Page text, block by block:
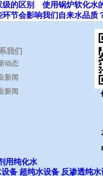
的区别 使用锅炉软化水
环节会影响我们自来水品质
我们
动态
新闻
新闻
用纯化水
备 超纯水设备 反渗透纯水